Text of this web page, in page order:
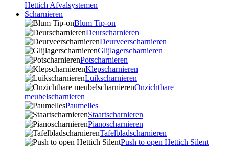
Hettich Afvalsystemen
Scharnieren
Blum Tip-on
Deurscharnieren
Deurveerscharnieren
Glijlagerscharnieren
Potscharnieren
Klepscharnieren
Luikscharnieren
Onzichtbare
meubelscharnieren
Paumelles
Staartscharnieren
Pianoscharnieren
Tafelbladscharnieren
Push to open Hettich Silent